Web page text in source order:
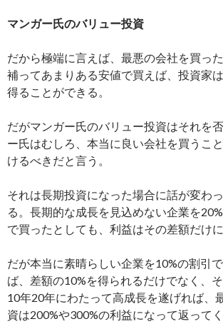
マンガー氏のバリュー投資
だから極端に言えば、最悪の会社を買っ
補ってあまりある安値で買えば、投資家
得ることができる。
だがマンガー氏のバリュー投資はそれを
ー氏はむしろ、本当に良い会社を買うこ
けるべきだと言う。
それは長期投資になった場合に話が変わ
る。長期的な成長を見込めない企業を
で買ったとしても、利益はその差額だけに
だが本当に素晴らしい企業を10%の割引
ば、差額の10%を得られるだけでなく、
10年20年にわたって高成長を遂げれば、
資は200%や300%の利益になって返ってく